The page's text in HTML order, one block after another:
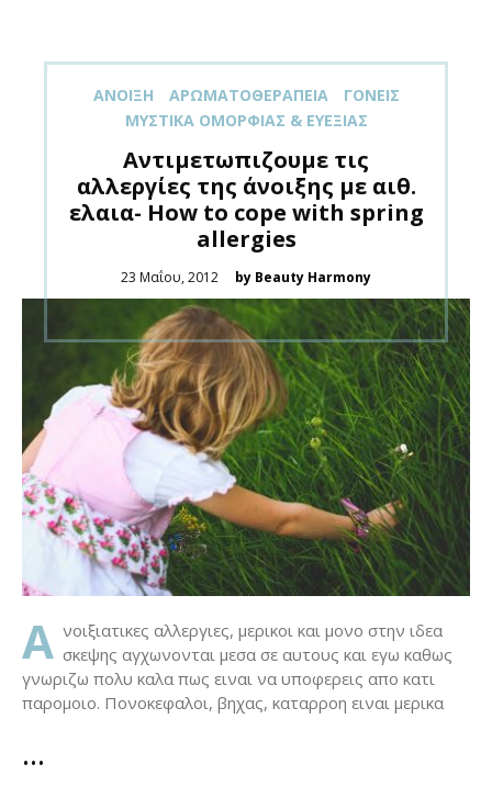
ΑΝΟΙΞΗ ΑΡΩΜΑΤΟΘΕΡΑΠΕΊΑ
ΓΟΝΕΊΣ
ΜΥΣΤΙΚΆ ΟΜΟΡΦΙΆΣ & ΕΥΕΞΊΑΣ
Aντιμετωπιζουμε τις
αλλεργίες της άνοιξης με αιθ.
ελαια- How to cope with spring
allergies
Posted
23 Μαΐου, 2012 by Beauty Harmony
Α νοιξιατικες αλλεργιες, μερικοι και μονο στην ιδεα
σκεψης αγχωνονται μεσα σε αυτους και εγω καθως
γνωριζω πολυ καλα πως ειναι να υποφερεις απο κατι
παρομοιο. Πονοκεφαλοι, βηχας, καταρροη ειναι μερικα